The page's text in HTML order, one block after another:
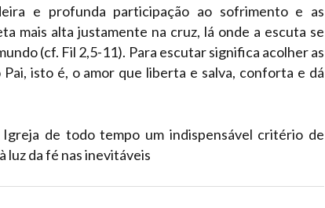
e profunda participação ao sofrimento e as
mais alta justamente na cruz, lá onde a escuta se
(cf. Fil 2,5-11). Para escutar significa acolher as
isto é, o amor que liberta e salva, conforta e dá
de todo tempo um indispensável critério de
luz da fé nas inevitáveis